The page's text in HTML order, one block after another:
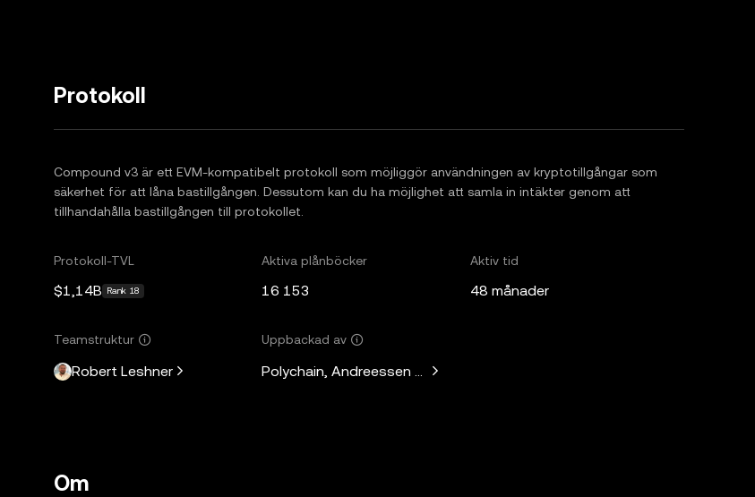
Protokoll
Compound v3 är ett EVM-kompatibelt protokoll som möjliggör användningen av kryptotillgångar som
säkerhet för att låna bastillgången. Dessutom kan du ha möjlighet att samla in intäkter genom att
tillhandahålla bastillgången till protokollet.
Protokoll-TVL
$1,14B Rank 18
Aktiva plånböcker
16 153
Aktiv tid
48 månader
Teamstruktur
Robert Leshner
Uppbackad av
Polychain, Andreessen Horowitz, Paradigm, Bain Capital Ventures
Om